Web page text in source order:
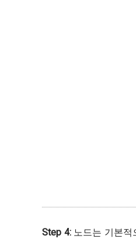
Step 4:노드는 기본적